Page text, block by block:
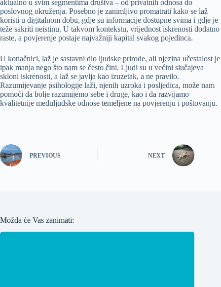
aktualno u svim segmentima društva – od privatnih odnosa do
poslovnog okruženja. Posebno je zanimljivo promatrati kako se laž
koristi u digitalnom dobu, gdje su informacije dostupne svima i gdje je
teže sakriti neistinu. U takvom kontekstu, vrijednost iskrenosti dodatno
raste, a povjerenje postaje najvažniji kapital svakog pojedinca.
U konačnici, laž je sastavni dio ljudske prirode, ali njezina učestalost je
ipak manja nego što nam se često čini. Ljudi su u većini slučajeva
skloni iskrenosti, a laž se javlja kao izuzetak, a ne pravilo.
Razumijevanje psihologije laži, njenih uzroka i posljedica, može nam
pomoći da bolje razumijemo sebe i druge, kao i da razvijamo
kvalitetnije međuljudske odnose temeljene na povjerenju i poštovanju.
PREVIOUS NEXT
Možda će Vas zanimati: